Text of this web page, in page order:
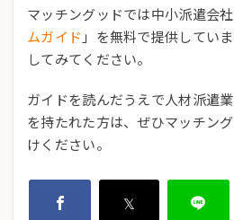
マッチングッドでは中小派遣会
ムガイド 」を無料で提供してい
してみてください。
ガイドを読んだうえで人材派遣
を持たれた方は、ぜひマッチン
けください。